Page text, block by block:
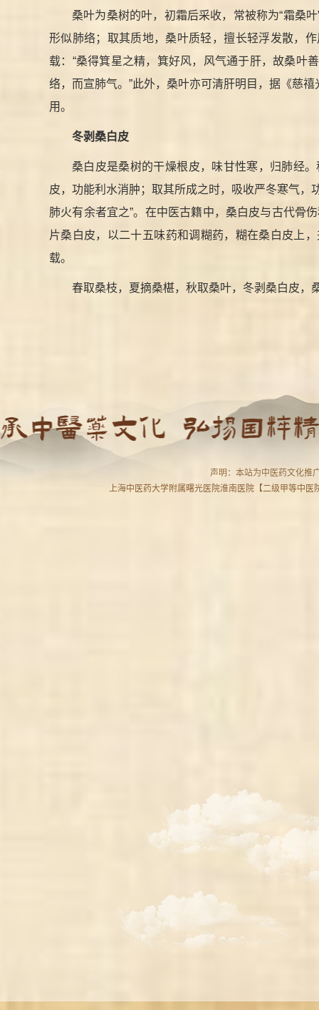
桑叶为桑树的叶，初霜后采收，常被称为“霜桑
形似肺络；取其质地，桑叶质轻，擅长轻浮发散，
载：“桑得箕星之精，箕好风，风气通于肝，故桑叶
络，而宣肺气。”此外，桑叶亦可清肝明目，据《慈
用。
冬剥桑白皮
桑白皮是桑树的干燥根皮，味甘性寒，归肺经
皮，功能利水消肿；取其所成之时，吸收严冬寒气
肺火有余者宜之”。在中医古籍中，桑白皮与古代骨
片桑白皮，以二十五味药和调糊药，糊在桑白皮上
载。
春取桑枝，夏摘桑椹，秋取桑叶，冬剥桑白皮，
声明：本站为中医药文化推
上海中医药大学附属曙光医院淮南医院【二级甲等中医